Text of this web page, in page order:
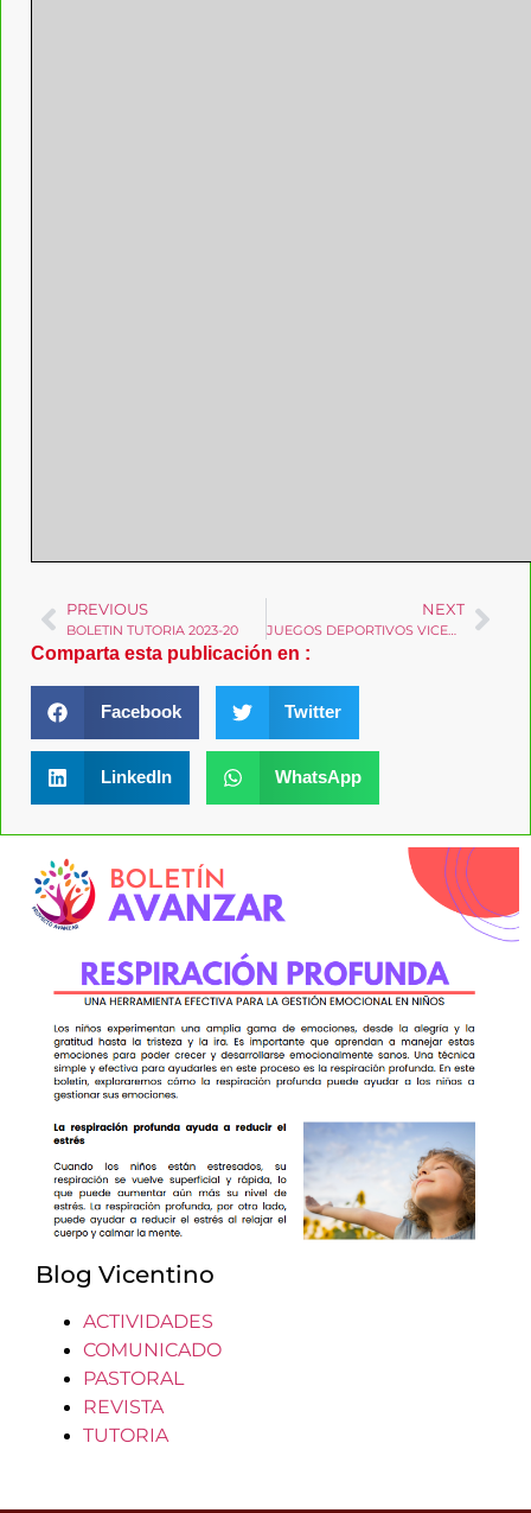
PREVIOUS
BOLETIN TUTORIA 2023-20
NEXT
JUEGOS DEPORTIVOS VICENTINOS 2023
Comparta esta publicación en :
Facebook Twitter
LinkedIn WhatsApp
Blog Vicentino
ACTIVIDADES
COMUNICADO
PASTORAL
REVISTA
TUTORIA